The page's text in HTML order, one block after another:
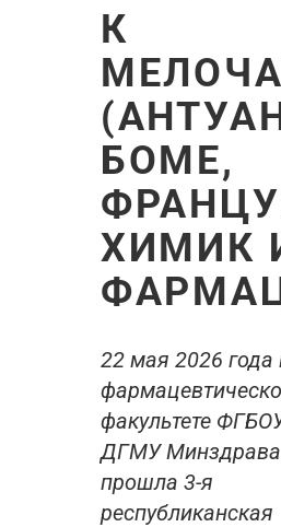
К
БОМЕ,
ХИМИК
22 мая 2026 года
факультете
ДГМУ Минздрава
прошла 3-я
республиканская